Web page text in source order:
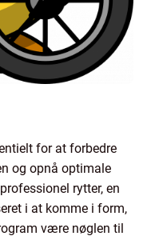
for at forbedre
og opnå optimale
rytter, en
i at komme i form,
være nøglen til